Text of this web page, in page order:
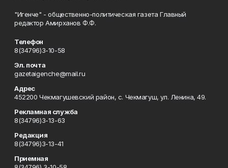
"Игенче" - общественно-политическая газета Главный
редактор Амирханов Ф.Ф.
Телефон
8(34796)3-10-58
Эл. почта
gazetaigenche@mail.ru
Адрес
452200 Чекмагушевский район, с. Чекмагуш, ул. Ленина, 49.
Рекламная служба
8(34796)3-13-63
Редакция
8(34796)3-13-41
Приемная